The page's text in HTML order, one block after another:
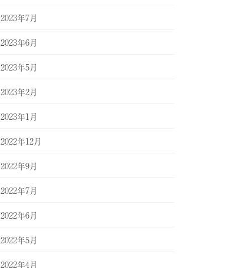
2023年7月
2023年6月
2023年5月
2023年2月
2023年1月
2022年12月
2022年9月
2022年7月
2022年6月
2022年5月
2022年4月